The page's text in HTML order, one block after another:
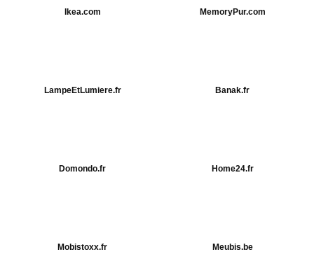
Ikea.com MemoryPur.com
LampeEtLumiere.fr Banak.fr
Domondo.fr Home24.fr
Mobistoxx.fr Meubis.be